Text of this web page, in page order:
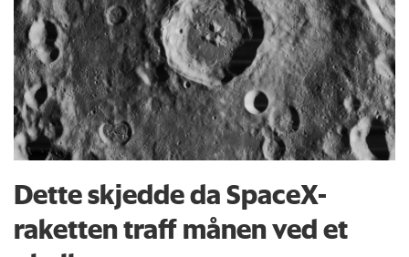
Dette skjedde da SpaceX-
raketten traff månen ved et